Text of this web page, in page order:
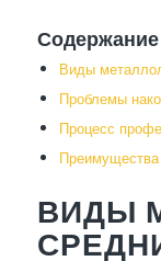
Содержание
Виды
Проблемы
Процесс
ВИДЫ